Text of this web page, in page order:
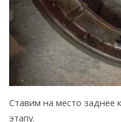
Ставим на место заднее
этапу.